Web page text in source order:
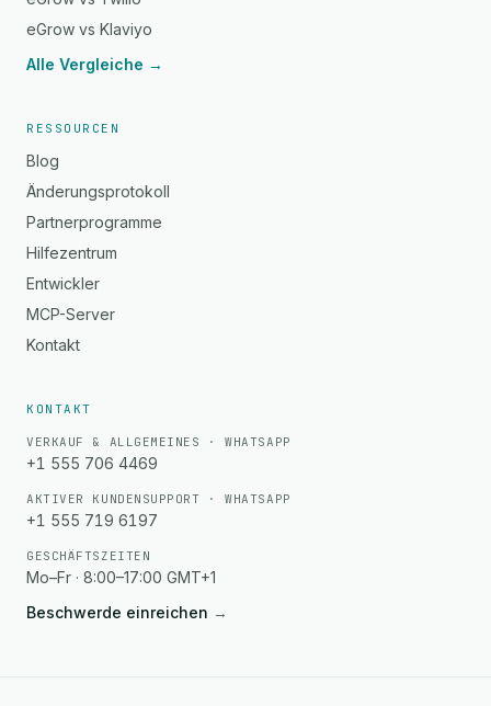
eGrow vs Klaviyo
Alle Vergleiche →
RESSOURCEN
Blog
Änderungsprotokoll
Partnerprogramme
Hilfezentrum
Entwickler
MCP-Server
Kontakt
KONTAKT
VERKAUF & ALLGEMEINES · WHATSAPP
+1 555 706 4469
AKTIVER KUNDENSUPPORT · WHATSAPP
+1 555 719 6197
GESCHÄFTSZEITEN
Mo–Fr · 8:00–17:00 GMT+1
Beschwerde einreichen →